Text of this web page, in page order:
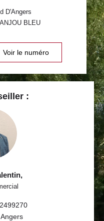
D'Angers
BLEU
Voir le numéro
:
,